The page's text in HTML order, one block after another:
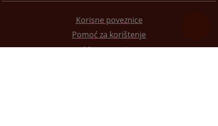
Korisne poveznice
Pomoć za korištenje
Mapa stranice